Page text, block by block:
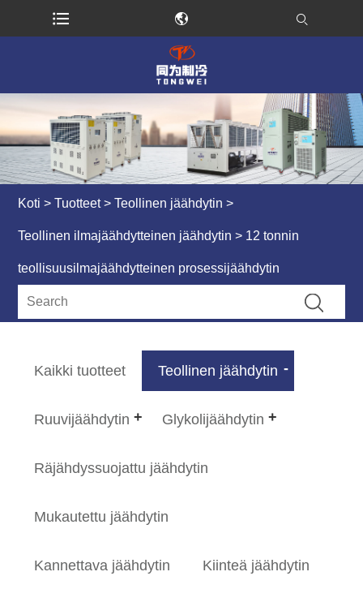
Koti > Tuotteet>Teollinen jäähdytin >
Teollinen ilmajäähdytteinen jäähdytin > 12 tonnin
teollisuusilmajäähdytteinen prosessijäähdytin
Kaikki tuotteet Teollinen jäähdytin
Ruuvijäähdytin Glykolijäähdytin
Räjähdyssuojattu jäähdytin
Mukautettu jäähdytin
Kannettava jäähdytin Kiinteä jäähdytin